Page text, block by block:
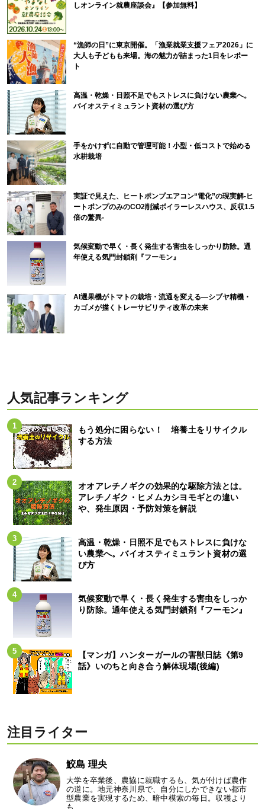
しオンライン就農座談会』【参加無料】
“漁師の日”に東京開催。「漁業就業支援フェア2026」に
大人も子どもも来場。海の魅力が詰まった1日をレポー
ト
高温・乾燥・日照不足でもストレスに負けない農業へ。
バイオスティミュラント資材の選び方
手をかけずに自動で管理可能！小型・低コストで始める
水耕栽培
実証で見えた、ヒートポンプエアコン“電化”の現実解-ヒ
ートポンプのみのCO2削減ボイラーレスハウス、反収1.5
倍の驚異-
気候変動で早く・長く発生する害虫をしっかり防除。通
年使える気門封鎖剤『フーモン』
AI選果機がトマトの栽培・流通を変える―シブヤ精機・
カゴメが描くトレーサビリティ改革の未来
人気記事ランキング
もう処分に困らない！ 培養土をリサイクル
する方法
オオアレチノギクの効果的な駆除方法とは。
アレチノギク・ヒメムカシヨモギとの違い
や、発生原因・予防対策を解説
高温・乾燥・日照不足でもストレスに負けな
い農業へ。バイオスティミュラント資材の選
び方
気候変動で早く・長く発生する害虫をしっか
り防除。通年使える気門封鎖剤『フーモン』
【マンガ】ハンターガールの害獣日誌《第9
話》いのちと向き合う解体現場(後編)
注目ライター
鮫島 理央
大学を卒業後、農協に就職するも、気が付けば農作
の道に。地元神奈川県で、自分にしかできない都市
型農業を実現するため、暗中模索の毎日。収穫より
も…